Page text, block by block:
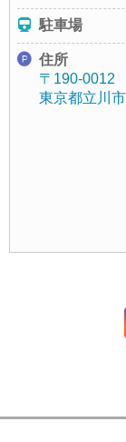
駐車場
住所
〒190-0012
東京都立川